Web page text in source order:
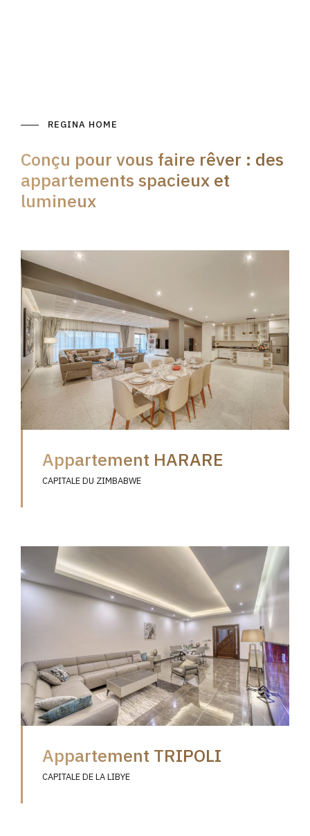
REGINA HOME
Conçu pour vous faire rêver : des
appartements spacieux et
lumineux
Appartement HARARE
CAPITALE DU ZIMBABWE
Appartement TRIPOLI
CAPITALE DE LA LIBYE